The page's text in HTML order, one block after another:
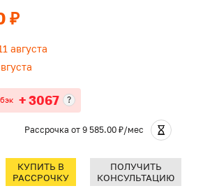
₽
августа
+ 3067 ?
Рассрочка от 9 585.00 ₽/мес
КУПИТЬ В
РАССРОЧКУ
ПОЛУЧИТЬ
КОНСУЛЬТАЦИЮ